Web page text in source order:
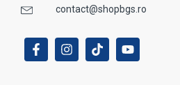
contact@shopbgs.ro